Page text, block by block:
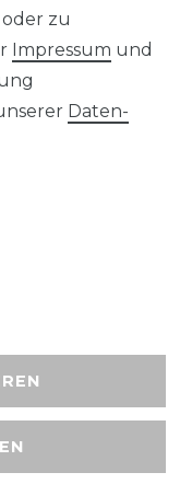
zu
Impressum und
Daten­